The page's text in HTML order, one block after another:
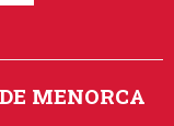
MENORCA